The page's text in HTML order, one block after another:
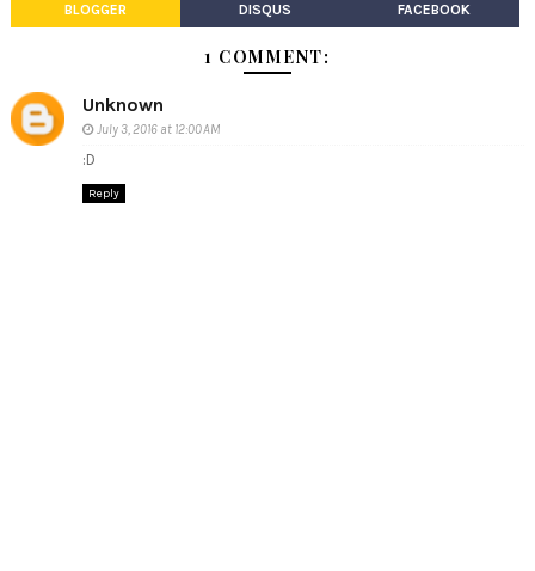
BLOGGER DISQUS FACEBOOK
1 COMMENT:
Unknown
July 3, 2016 at 12:00 AM
:D
Reply